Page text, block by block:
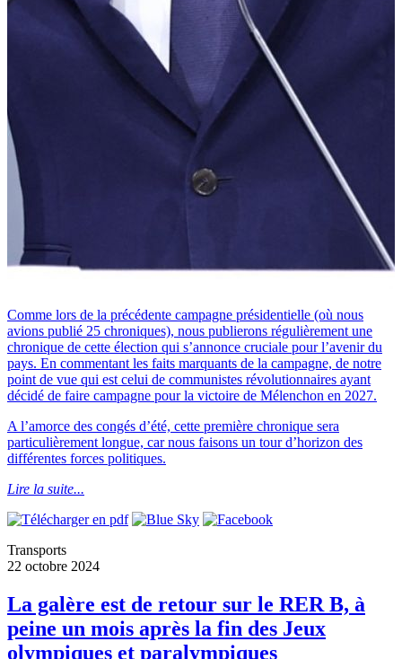
Comme lors de la précédente campagne présidentielle (où nous
avions publié 25 chroniques), nous publierons régulièrement une
chronique de cette élection qui s’annonce cruciale pour l’avenir du
pays. En commentant les faits marquants de la campagne, de notre
point de vue qui est celui de communistes révolutionnaires ayant
décidé de faire campagne pour la victoire de Mélenchon en 2027.
A l’amorce des congés d’été, cette première chronique sera
particulièrement longue, car nous faisons un tour d’horizon des
différentes forces politiques.
Lire la suite...
Transports
22 octobre 2024
La galère est de retour sur le RER B, à
peine un mois après la fin des Jeux
olympiques et paralympiques